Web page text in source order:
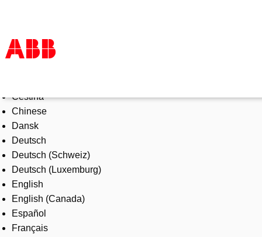
Products & Solutions
Industries
Services
About us
Where to buy
Contact us
Careers
Čeština
Chinese
Dansk
Deutsch
Deutsch (Schweiz)
Deutsch (Luxemburg)
English
English (Canada)
Español
Français